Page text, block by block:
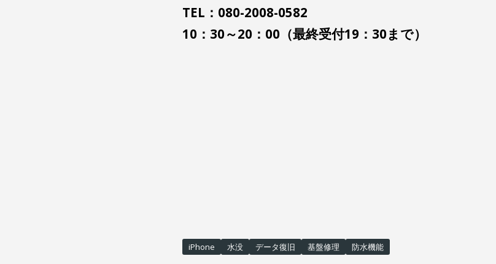
TEL：080-2008-0582
10：30～20：00（最終受付19：30まで）
iPhone 水没 データ復旧 基盤修理 防水機能